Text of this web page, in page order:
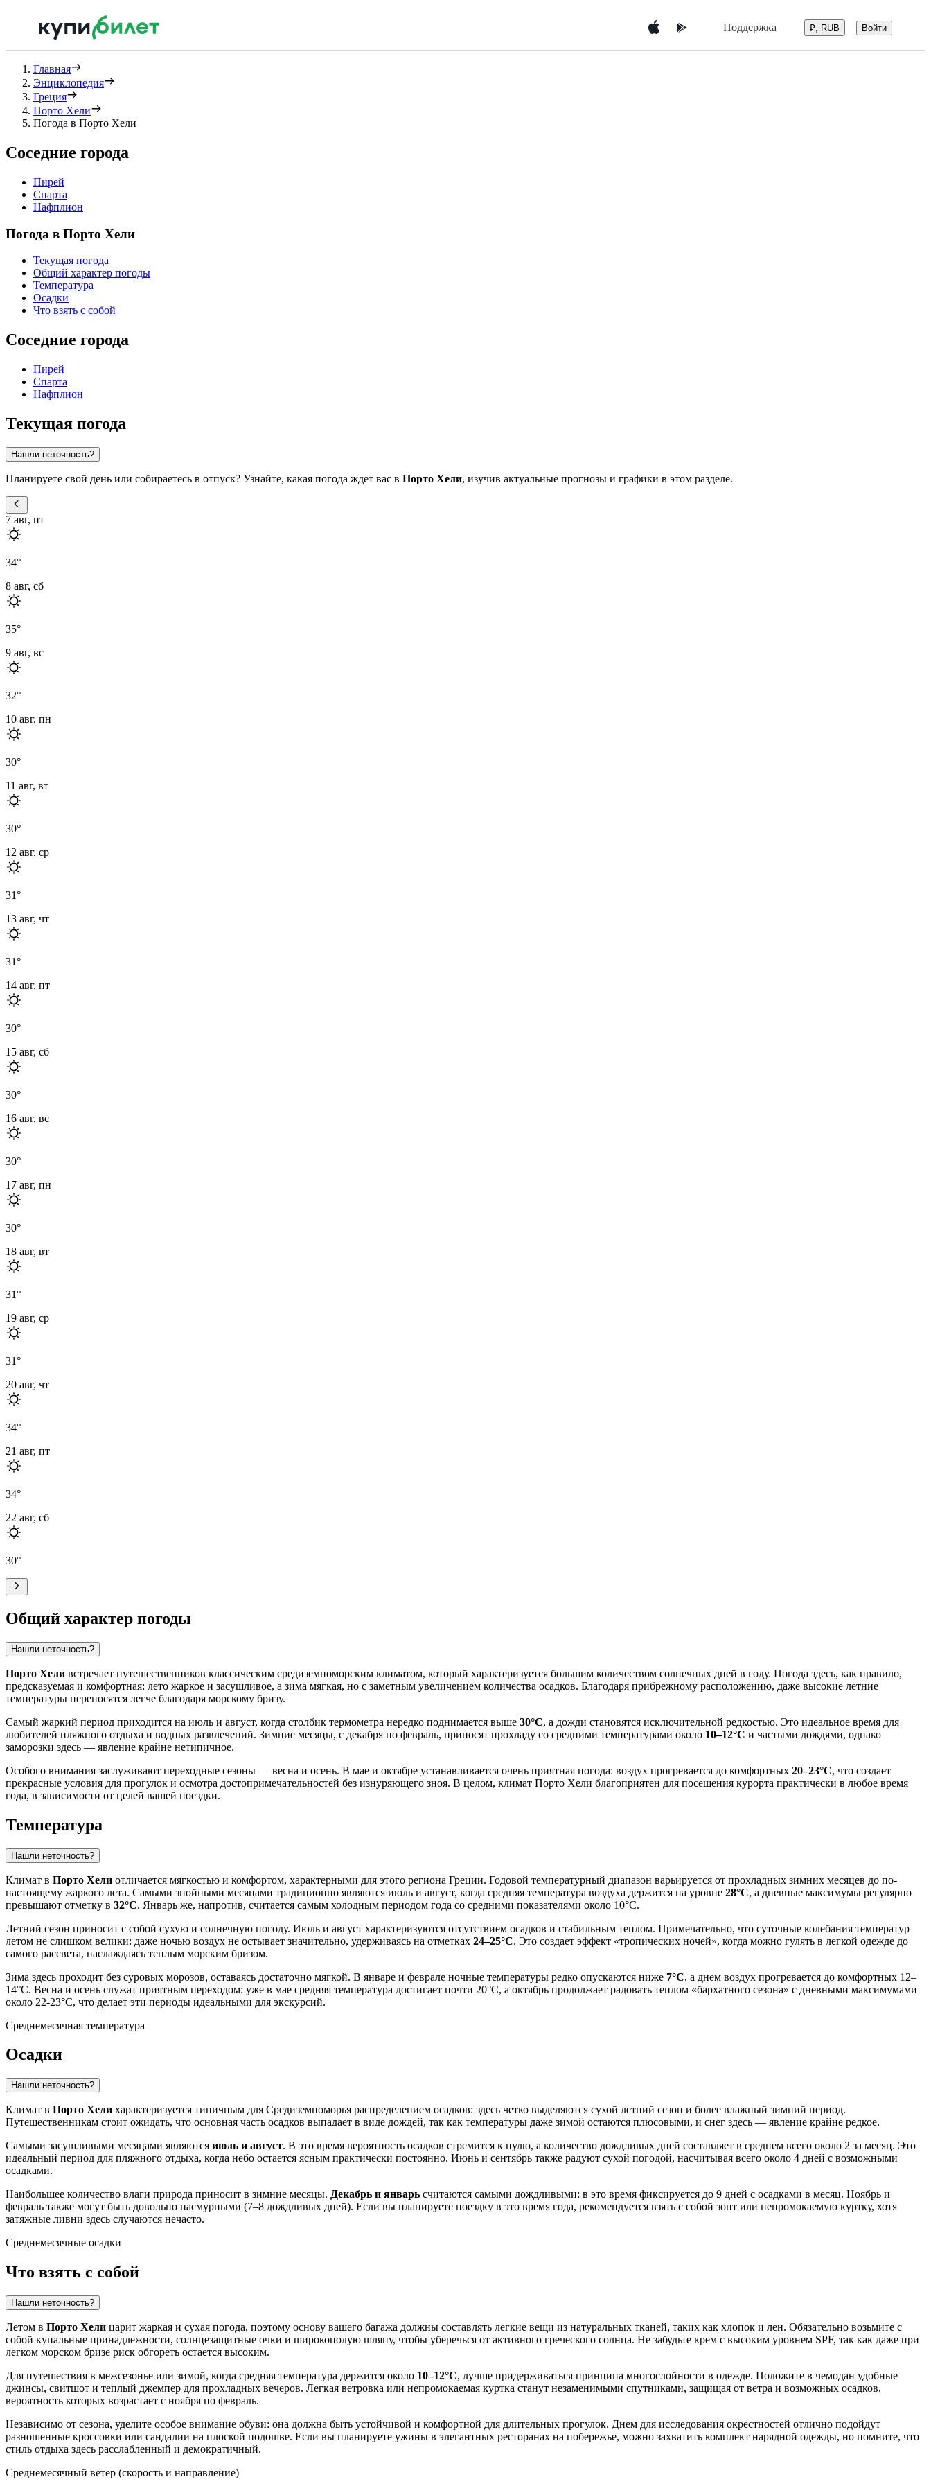
Поддержка ₽, RUB Войти
Главная
Энциклопедия
Греция
Порто Хели
Погода в Порто Хели
Соседние города
Пирей
Спарта
Нафплион
Погода в Порто Хели
Текущая погода
Общий характер погоды
Температура
Осадки
Что взять с собой
Соседние города
Пирей
Спарта
Нафплион
Текущая погода
Нашли неточность?
Планируете свой день или собираетесь в отпуск? Узнайте, какая погода ждет вас в Порто Хели, изучив актуальные прогнозы и графики в этом разделе.
7 авг, пт
34°
8 авг, сб
35°
9 авг, вс
32°
10 авг, пн
30°
11 авг, вт
30°
12 авг, ср
31°
13 авг, чт
31°
14 авг, пт
30°
15 авг, сб
30°
16 авг, вс
30°
17 авг, пн
30°
18 авг, вт
31°
19 авг, ср
31°
20 авг, чт
34°
21 авг, пт
34°
22 авг, сб
30°
Общий характер погоды
Нашли неточность?
Порто Хели встречает путешественников классическим средиземноморским климатом, который характеризуется большим количеством солнечных дней в году. Погода здесь, как правило,
предсказуемая и комфортная: лето жаркое и засушливое, а зима мягкая, но с заметным увеличением количества осадков. Благодаря прибрежному расположению, даже высокие летние
температуры переносятся легче благодаря морскому бризу.
Самый жаркий период приходится на июль и август, когда столбик термометра нередко поднимается выше 30°C, а дожди становятся исключительной редкостью. Это идеальное время для
любителей пляжного отдыха и водных развлечений. Зимние месяцы, с декабря по февраль, приносят прохладу со средними температурами около 10–12°C и частыми дождями, однако
заморозки здесь — явление крайне нетипичное.
Особого внимания заслуживают переходные сезоны — весна и осень. В мае и октябре устанавливается очень приятная погода: воздух прогревается до комфортных 20–23°C, что создает
прекрасные условия для прогулок и осмотра достопримечательностей без изнуряющего зноя. В целом, климат Порто Хели благоприятен для посещения курорта практически в любое время
года, в зависимости от целей вашей поездки.
Температура
Нашли неточность?
Климат в Порто Хели отличается мягкостью и комфортом, характерными для этого региона Греции. Годовой температурный диапазон варьируется от прохладных зимних месяцев до по-
настоящему жаркого лета. Самыми знойными месяцами традиционно являются июль и август, когда средняя температура воздуха держится на уровне 28°C, а дневные максимумы регулярно
превышают отметку в 32°C. Январь же, напротив, считается самым холодным периодом года со средними показателями около 10°C.
Летний сезон приносит с собой сухую и солнечную погоду. Июль и август характеризуются отсутствием осадков и стабильным теплом. Примечательно, что суточные колебания температур
летом не слишком велики: даже ночью воздух не остывает значительно, удерживаясь на отметках 24–25°C. Это создает эффект «тропических ночей», когда можно гулять в легкой одежде до
самого рассвета, наслаждаясь теплым морским бризом.
Зима здесь проходит без суровых морозов, оставаясь достаточно мягкой. В январе и феврале ночные температуры редко опускаются ниже 7°C, а днем воздух прогревается до комфортных 12–
14°C. Весна и осень служат приятным переходом: уже в мае средняя температура достигает почти 20°C, а октябрь продолжает радовать теплом «бархатного сезона» с дневными максимумами
около 22-23°C, что делает эти периоды идеальными для экскурсий.
Среднемесячная температура
Осадки
Нашли неточность?
Климат в Порто Хели характеризуется типичным для Средиземноморья распределением осадков: здесь четко выделяются сухой летний сезон и более влажный зимний период.
Путешественникам стоит ожидать, что основная часть осадков выпадает в виде дождей, так как температуры даже зимой остаются плюсовыми, и снег здесь — явление крайне редкое.
Самыми засушливыми месяцами являются июль и август. В это время вероятность осадков стремится к нулю, а количество дождливых дней составляет в среднем всего около 2 за месяц. Это
идеальный период для пляжного отдыха, когда небо остается ясным практически постоянно. Июнь и сентябрь также радуют сухой погодой, насчитывая всего около 4 дней с возможными
осадками.
Наибольшее количество влаги природа приносит в зимние месяцы. Декабрь и январь считаются самыми дождливыми: в это время фиксируется до 9 дней с осадками в месяц. Ноябрь и
февраль также могут быть довольно пасмурными (7–8 дождливых дней). Если вы планируете поездку в это время года, рекомендуется взять с собой зонт или непромокаемую куртку, хотя
затяжные ливни здесь случаются нечасто.
Среднемесячные осадки
Что взять с собой
Нашли неточность?
Летом в Порто Хели царит жаркая и сухая погода, поэтому основу вашего багажа должны составлять легкие вещи из натуральных тканей, таких как хлопок и лен. Обязательно возьмите с
собой купальные принадлежности, солнцезащитные очки и широкополую шляпу, чтобы уберечься от активного греческого солнца. Не забудьте крем с высоким уровнем SPF, так как даже при
легком морском бризе риск обгореть остается высоким.
Для путешествия в межсезонье или зимой, когда средняя температура держится около 10–12°C, лучше придерживаться принципа многослойности в одежде. Положите в чемодан удобные
джинсы, свитшот и теплый джемпер для прохладных вечеров. Легкая ветровка или непромокаемая куртка станут незаменимыми спутниками, защищая от ветра и возможных осадков,
вероятность которых возрастает с ноября по февраль.
Независимо от сезона, уделите особое внимание обуви: она должна быть устойчивой и комфортной для длительных прогулок. Днем для исследования окрестностей отлично подойдут
разношенные кроссовки или сандалии на плоской подошве. Если вы планируете ужины в элегантных ресторанах на побережье, можно захватить комплект нарядной одежды, но помните, что
стиль отдыха здесь расслабленный и демократичный.
Среднемесячный ветер (скорость и направление)